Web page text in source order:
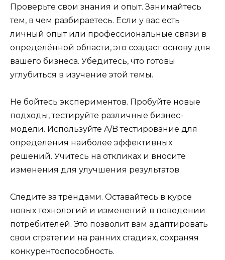
Проверьте свои знания и опыт. Занимайтесь
тем, в чем разбираетесь. Если у вас есть
личный опыт или профессиональные связи в
определённой области, это создаст основу для
вашего бизнеса. Убедитесь, что готовы
углубиться в изучение этой темы.
Не бойтесь экспериментов. Пробуйте новые
подходы, тестируйте различные бизнес-
модели. Используйте A/B тестирование для
определения наиболее эффективных
решений. Учитесь на откликах и вносите
изменения для улучшения результатов.
Следите за трендами. Оставайтесь в курсе
новых технологий и изменений в поведении
потребителей. Это позволит вам адаптировать
свои стратегии на ранних стадиях, сохраняя
конкурентоспособность.